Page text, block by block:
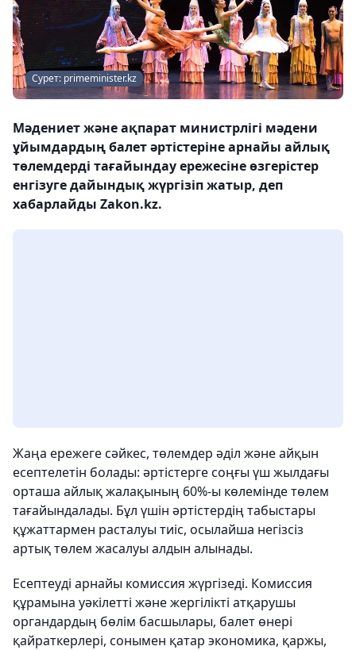
Сурет: primeminister.kz
Мәдениет және ақпарат министрлігі мәдени
ұйымдардың балет әртістеріне арнайы айлық
төлемдерді тағайындау ережесіне өзгерістер
енгізуге дайындық жүргізіп жатыр, деп
хабарлайды Zakon.kz.
Жаңа ережеге сәйкес, төлемдер әділ және айқын
есептелетін болады: әртістерге соңғы үш жылдағы
орташа айлық жалақының 60%-ы көлемінде төлем
тағайындалады. Бұл үшін әртістердің табыстары
құжаттармен расталуы тиіс, осылайша негізсіз
артық төлем жасалуы алдын алынады.
Есептеуді арнайы комиссия жүргізеді. Комиссия
құрамына уәкілетті және жергілікті атқарушы
органдардың бөлім басшылары, балет өнері
қайраткерлері, сонымен қатар экономика, қаржы,